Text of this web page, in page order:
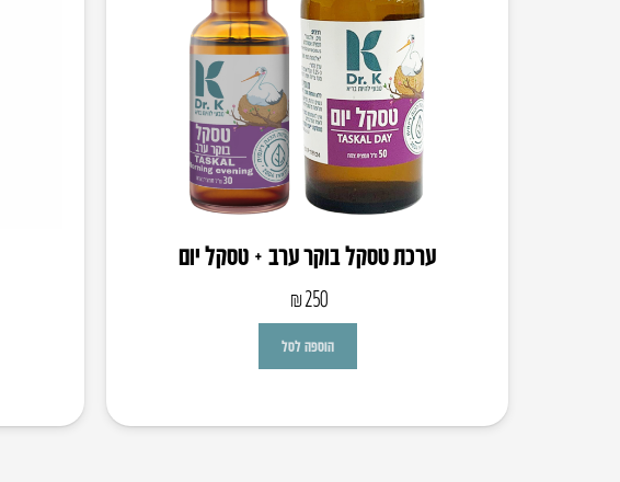
ערכת טסקל בוקר ערב + טסקל יום
₪250
הוספה לסל